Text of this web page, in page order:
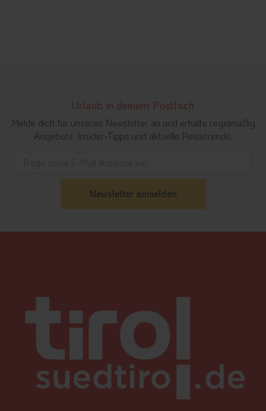
Urlaub in deinem Postfach
Melde dich für unseren Newsletter an und erhalte regelmäßig
Angebote, Insider-Tipps und aktuelle Reisetrends.